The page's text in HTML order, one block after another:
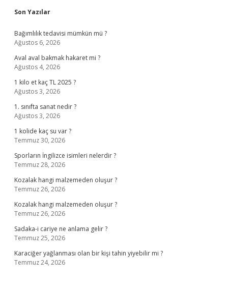
Sidebar
Son Yazılar
Bağımlılık tedavisi mümkün mü ?
Ağustos 6, 2026
Aval aval bakmak hakaret mi ?
Ağustos 4, 2026
1 kilo et kaç TL 2025 ?
Ağustos 3, 2026
1. sınıfta sanat nedir ?
Ağustos 3, 2026
1 kolide kaç su var ?
Temmuz 30, 2026
Sporların İngilizce isimleri nelerdir ?
Temmuz 28, 2026
Kozalak hangi malzemeden oluşur ?
Temmuz 26, 2026
Kozalak hangi malzemeden oluşur ?
Temmuz 26, 2026
Sadaka-i cariye ne anlama gelir ?
Temmuz 25, 2026
Karaciğer yağlanması olan bir kişi tahin yiyebilir mi ?
Temmuz 24, 2026